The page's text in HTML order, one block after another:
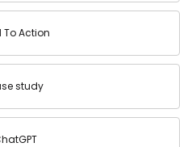
To Action
study